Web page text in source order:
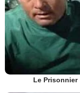
Le Prisonnier